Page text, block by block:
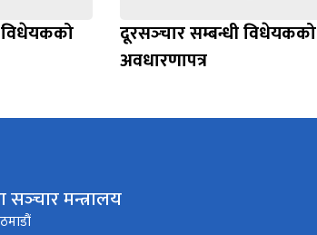
विधेयकको
दूरसञ्‍चार सम्बन्धी विधेयकको
अवधारणापत्र
मन्त्रालय